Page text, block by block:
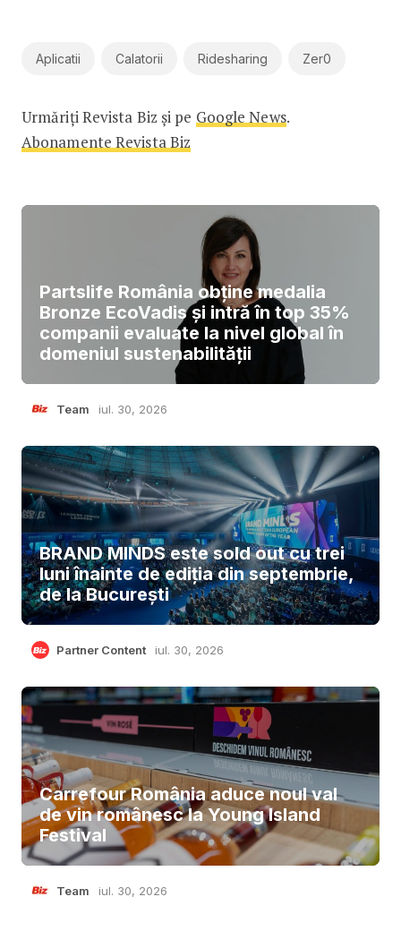
Aplicatii Calatorii Ridesharing Zer0
Urmăriți Revista Biz și pe Google News.
Abonamente Revista Biz
Partslife România obține medalia
Bronze EcoVadis și intră în top 35%
companii evaluate la nivel global în
domeniul sustenabilității
Team iul. 30, 2026
BRAND MINDS este sold out cu trei
luni înainte de ediția din septembrie,
de la București
Partner Content iul. 30, 2026
Carrefour România aduce noul val
de vin românesc la Young Island
Festival
Team iul. 30, 2026